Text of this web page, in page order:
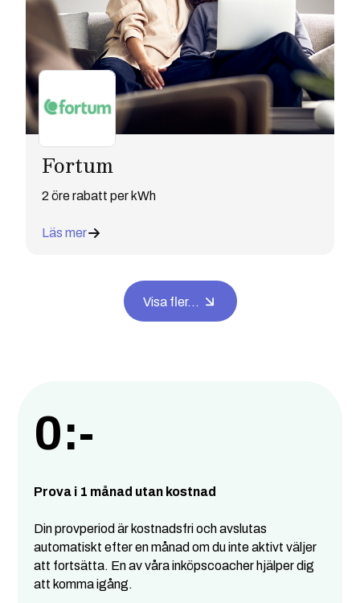
Fortum
2 öre rabatt per kWh
Läs mer
Visa fler...
0:-
Prova i 1 månad utan kostnad
Din provperiod är kostnadsfri och avslutas
automatiskt efter en månad om du inte aktivt väljer
att fortsätta. En av våra inköpscoacher hjälper dig
att komma igång.